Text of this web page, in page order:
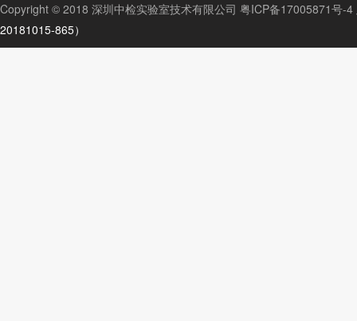
Copyright © 2018 深圳中检实验室技术有限公司 粤ICP备17005871号-4
20181015-865）